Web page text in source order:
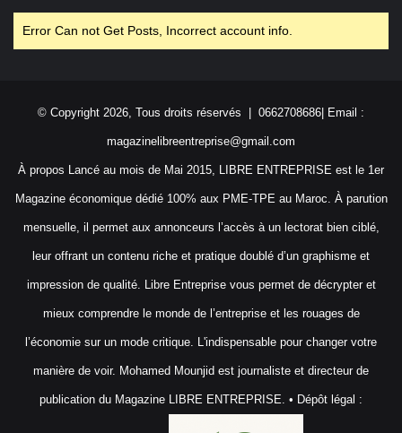
Error Can not Get Posts, Incorrect account info.
© Copyright 2026, Tous droits réservés | 0662708686| Email :
magazinelibreentreprise@gmail.com
À propos Lancé au mois de Mai 2015, LIBRE ENTREPRISE est le 1er
Magazine économique dédié 100% aux PME-TPE au Maroc. À parution
mensuelle, il permet aux annonceurs l’accès à un lectorat bien ciblé,
leur offrant un contenu riche et pratique doublé d’un graphisme et
impression de qualité. Libre Entreprise vous permet de décrypter et
mieux comprendre le monde de l’entreprise et les rouages de
l’économie sur un mode critique. L'indispensable pour changer votre
manière de voir. Mohamed Mounjid est journaliste et directeur de
publication du Magazine LIBRE ENTREPRISE. • Dépôt légal :